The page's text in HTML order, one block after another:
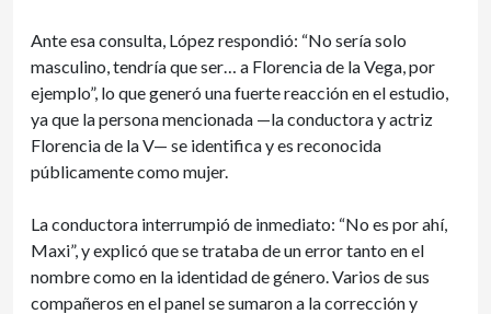
Ante esa consulta, López respondió: “No sería solo
masculino, tendría que ser… a Florencia de la Vega, por
ejemplo”, lo que generó una fuerte reacción en el estudio,
ya que la persona mencionada —la conductora y actriz
Florencia de la V— se identifica y es reconocida
públicamente como mujer.
La conductora interrumpió de inmediato: “No es por ahí,
Maxi”, y explicó que se trataba de un error tanto en el
nombre como en la identidad de género. Varios de sus
compañeros en el panel se sumaron a la corrección y